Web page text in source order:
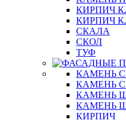
КИРПИЧ
КИРПИЧ
СКАЛА
СКОЛ
ТУФ
КАМЕНЬ
КАМЕНЬ
КАМЕНЬ
КАМЕНЬ
КИРПИЧ